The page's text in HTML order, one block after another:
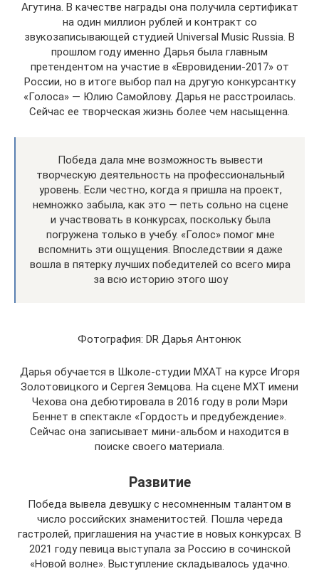
Агутина. В качестве награды она получила сертификат
на один миллион рублей и контракт со
звукозаписывающей студией Universal Music Russia. В
прошлом году именно Дарья была главным
претендентом на участие в «Евровидении-2017» от
России, но в итоге выбор пал на другую конкурсантку
«Голоса» — Юлию Самойлову. Дарья не расстроилась.
Сейчас ее творческая жизнь более чем насыщенна.
Победа дала мне возможность вывести
творческую деятельность на профессиональный
уровень. Если честно, когда я пришла на проект,
немножко забыла, как это — петь сольно на сцене
и участвовать в конкурсах, поскольку была
погружена только в учебу. «Голос» помог мне
вспомнить эти ощущения. Впоследствии я даже
вошла в пятерку лучших победителей со всего мира
за всю историю этого шоу
Фотография: DR Дарья Антонюк
Дарья обучается в Школе-студии МХАТ на курсе Игоря
Золотовицкого и Сергея Земцова. На сцене МХТ имени
Чехова она дебютировала в 2016 году в роли Мэри
Беннет в спектакле «Гордость и предубеждение».
Сейчас она записывает мини-альбом и находится в
поиске своего материала.
Развитие
Победа вывела девушку с несомненным талантом в
число российских знаменитостей. Пошла череда
гастролей, приглашения на участие в новых конкурсах. В
2021 году певица выступала за Россию в сочинской
«Новой волне». Выступление складывалось удачно.